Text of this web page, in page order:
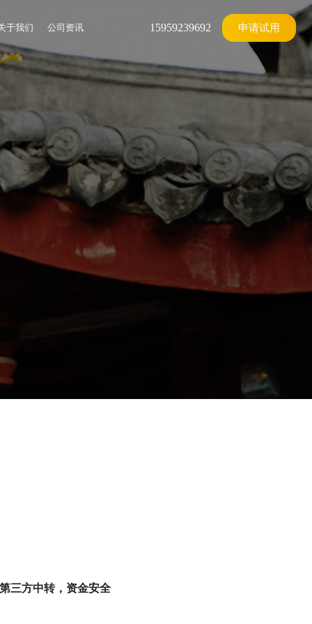
于我们 公司资讯 15959239692 申请试用
三方中转，资金安全